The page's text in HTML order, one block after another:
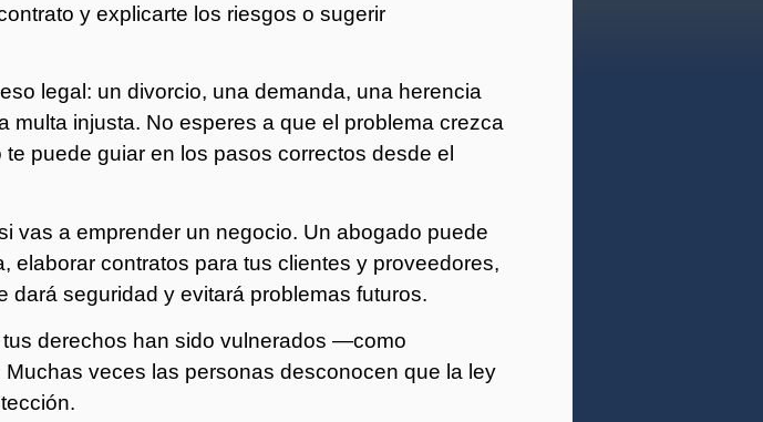
y explicarte los riesgos o sugerir
legal: un divorcio, una demanda, una herencia
injusta. No esperes a que el problema crezca
puede guiar en los pasos correctos desde el
vas a emprender un negocio. Un abogado puede
elaborar contratos para tus clientes y proveedores,
dará seguridad y evitará problemas futuros.
derechos han sido vulnerados —como
veces las personas desconocen que la ley